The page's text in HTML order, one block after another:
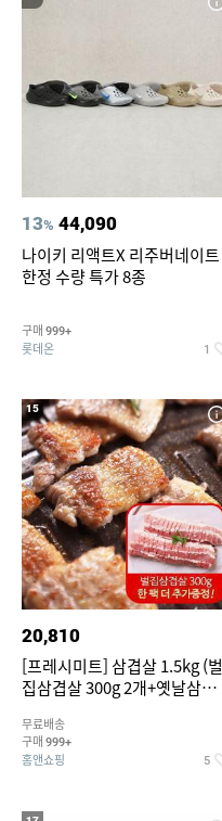
13% 44,090
나이키 리액트X 리주버네이트
한정 수량 특가 8종
구매 999+
롯데온 1
15
20,810
[프레시미트] 삼겹살 1.5kg (벌
집삼겹살 300g 2개+옛날삼겹살
팩 추가증정)
무료배송
구매 999+
홈앤쇼핑 5